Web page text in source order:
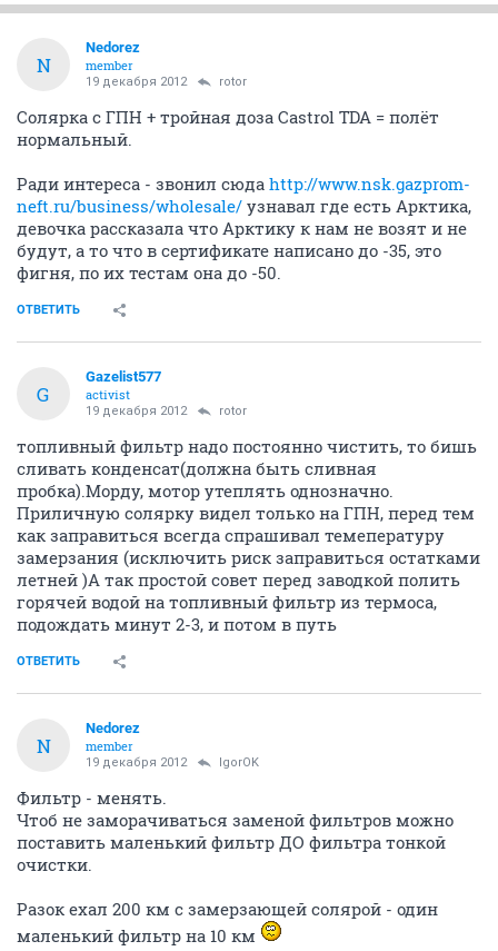
N
Nedorez
member
19 декабря 2012 rotor
Солярка с ГПН + тройная доза Castrol TDA = полёт
нормальный.
Ради интереса - звонил сюда http://www.nsk.gazprom-
neft.ru/business/wholesale/ узнавал где есть Арктика,
девочка рассказала что Арктику к нам не возят и не
будут, а то что в сертификате написано до -35, это
фигня, по их тестам она до -50.
ОТВЕТИТЬ
G
Gazelist577
activist
19 декабря 2012 rotor
топливный фильтр надо постоянно чистить, то бишь
сливать конденсат(должна быть сливная
пробка).Морду, мотор утеплять однозначно.
Приличную солярку видел только на ГПН, перед тем
как заправиться всегда спрашивал темепературу
замерзания (исключить риск заправиться остатками
летней )А так простой совет перед заводкой полить
горячей водой на топливный фильтр из термоса,
подождать минут 2-3, и потом в путь
ОТВЕТИТЬ
N
Nedorez
member
19 декабря 2012 IgorOK
Фильтр - менять.
Чтоб не заморачиваться заменой фильтров можно
поставить маленький фильтр ДО фильтра тонкой
очистки.
Разок ехал 200 км с замерзающей солярой - один
маленький фильтр на 10 км